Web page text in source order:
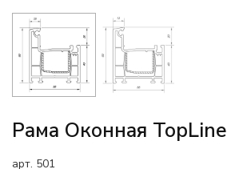
Рама Оконная TopLine
арт. 501